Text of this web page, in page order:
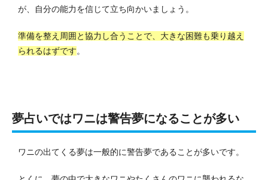
が、自分の能力を信じて立ち向かいましょう。
準備を整え周囲と協力し合うことで、大きな困難も乗り越え
られるはずです。
夢占いではワニは警告夢になることが多い
ワニの出てくる夢は一般的に警告夢であることが多いです。